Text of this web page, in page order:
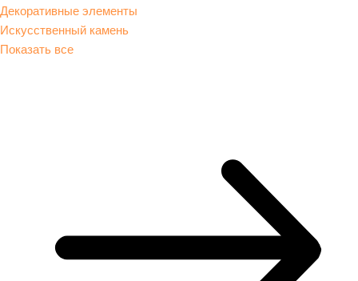
Декоративные элементы
Искусственный камень
Показать все